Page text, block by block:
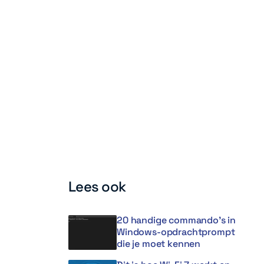
Lees ook
20 handige commando’s in
Windows-opdrachtprompt
die je moet kennen